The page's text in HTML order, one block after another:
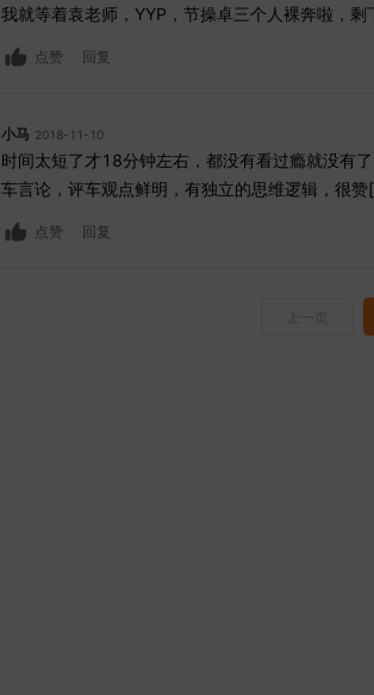
我就等着袁老师，YYP，节操卓三个人裸奔啦，剩
点赞 回复
小马 2018-11-10
时间太短了才18分钟左右，都没有看过瘾就没有
车言论，评车观点鲜明，有独立的思维逻辑，很
点赞 回复